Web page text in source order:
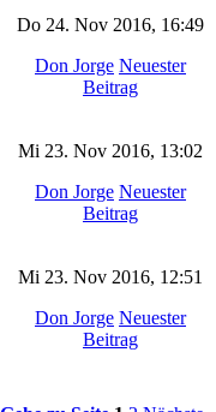
Do 24. Nov 2016, 16:49
Don Jorge Neuester
Beitrag
Mi 23. Nov 2016, 13:02
Don Jorge Neuester
Beitrag
Mi 23. Nov 2016, 12:51
Don Jorge Neuester
Beitrag